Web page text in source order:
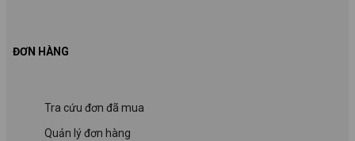
ĐƠN HÀNG
Tra cứu đơn đã mua
Quản lý đơn hàng